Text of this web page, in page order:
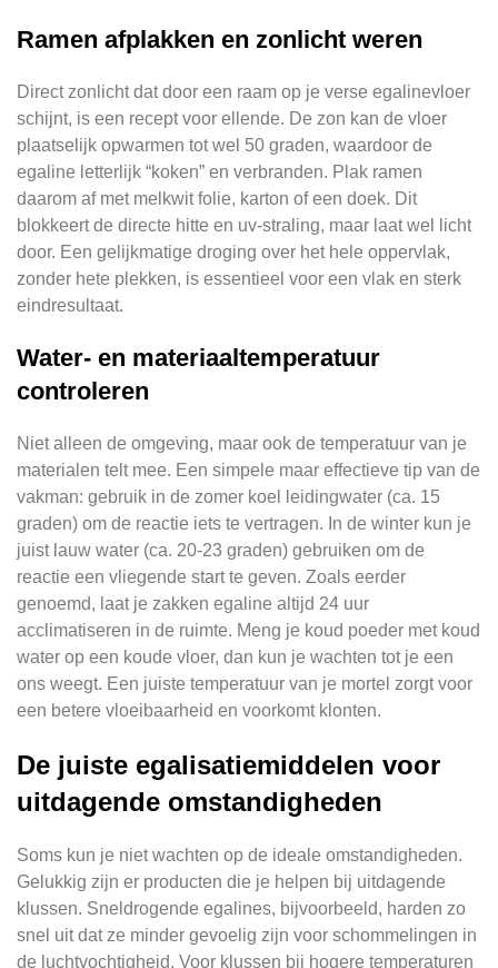
Ramen afplakken en zonlicht weren
Direct zonlicht dat door een raam op je verse egalinevloer
schijnt, is een recept voor ellende. De zon kan de vloer
plaatselijk opwarmen tot wel 50 graden, waardoor de
egaline letterlijk “koken” en verbranden. Plak ramen
daarom af met melkwit folie, karton of een doek. Dit
blokkeert de directe hitte en uv-straling, maar laat wel licht
door. Een gelijkmatige droging over het hele oppervlak,
zonder hete plekken, is essentieel voor een vlak en sterk
eindresultaat.
Water- en materiaaltemperatuur
controleren
Niet alleen de omgeving, maar ook de temperatuur van je
materialen telt mee. Een simpele maar effectieve tip van de
vakman: gebruik in de zomer koel leidingwater (ca. 15
graden) om de reactie iets te vertragen. In de winter kun je
juist lauw water (ca. 20-23 graden) gebruiken om de
reactie een vliegende start te geven. Zoals eerder
genoemd, laat je zakken egaline altijd 24 uur
acclimatiseren in de ruimte. Meng je koud poeder met koud
water op een koude vloer, dan kun je wachten tot je een
ons weegt. Een juiste temperatuur van je mortel zorgt voor
een betere vloeibaarheid en voorkomt klonten.
De juiste egalisatiemiddelen voor
uitdagende omstandigheden
Soms kun je niet wachten op de ideale omstandigheden.
Gelukkig zijn er producten die je helpen bij uitdagende
klussen. Sneldrogende egalines, bijvoorbeeld, harden zo
snel uit dat ze minder gevoelig zijn voor schommelingen in
de luchtvochtigheid. Voor klussen bij hogere temperaturen